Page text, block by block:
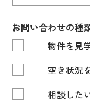
お問い合わせの種
物件を見
空き状況
相談した